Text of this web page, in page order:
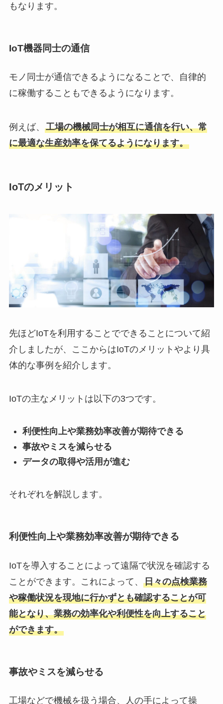
もなります。
IoT機器同士の通信
モノ同士が通信できるようになることで、自律的
に稼働することもできるようになります。
例えば、 工場の機械同士が相互に通信を行い、常
に最適な生産効率を保てるようになります。
IoTのメリット
先ほどIoTを利用することでできることについて紹
介しましたが、ここからはIoTのメリットやより具
体的な事例を紹介します。
IoTの主なメリットは以下の3つです。
利便性向上や業務効率改善が期待できる
事故やミスを減らせる
データの取得や活用が進む
それぞれを解説します。
利便性向上や業務効率改善が期待できる
IoTを導入することによって遠隔で状況を確認する
ことができます。これによって、 日々の点検業務
や稼働状況を現地に行かずとも確認することが可
能となり、業務の効率化や利便性を向上すること
ができます。
事故やミスを減らせる
工場などで機械を扱う場合、人の手によって操